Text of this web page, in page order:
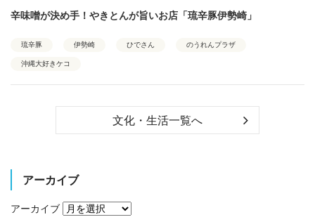
辛味噌が決め手！やきとんが旨いお店「琉辛豚伊勢崎」
琉辛豚 伊勢崎 ひでさん のうれんプラザ
沖縄大好きケコ
文化・生活一覧へ
アーカイブ
アーカイブ